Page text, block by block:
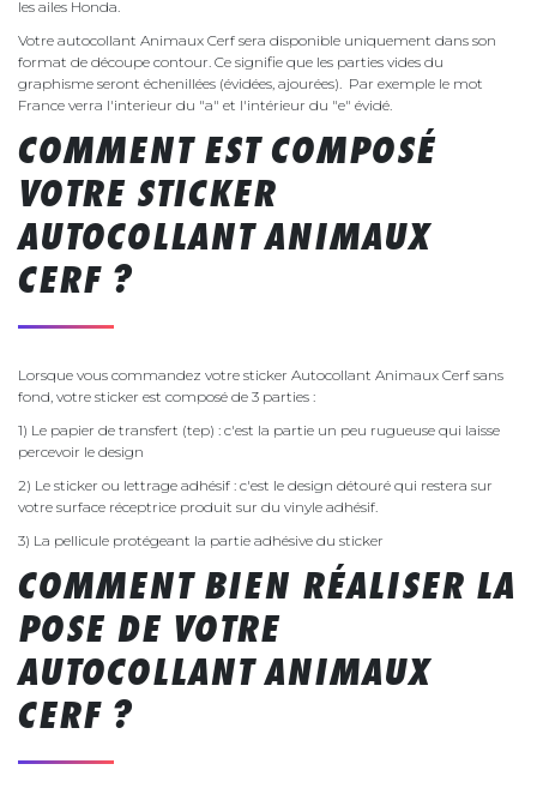
les ailes Honda.
Votre autocollant Animaux Cerf sera disponible uniquement dans son
format de découpe contour. Ce signifie que les parties vides du
graphisme seront échenillées (évidées, ajourées). Par exemple le mot
France verra l'interieur du "a" et l'intérieur du "e" évidé.
COMMENT EST COMPOSÉ
VOTRE STICKER
AUTOCOLLANT ANIMAUX
CERF ?
Lorsque vous commandez votre sticker Autocollant Animaux Cerf sans
fond, votre sticker est composé de 3 parties :
1) Le papier de transfert (tep) : c'est la partie un peu rugueuse qui laisse
percevoir le design
2) Le sticker ou lettrage adhésif : c'est le design détouré qui restera sur
votre surface réceptrice produit sur du vinyle adhésif.
3) La pellicule protégeant la partie adhésive du sticker
COMMENT BIEN RÉALISER LA
POSE DE VOTRE
AUTOCOLLANT ANIMAUX
CERF ?